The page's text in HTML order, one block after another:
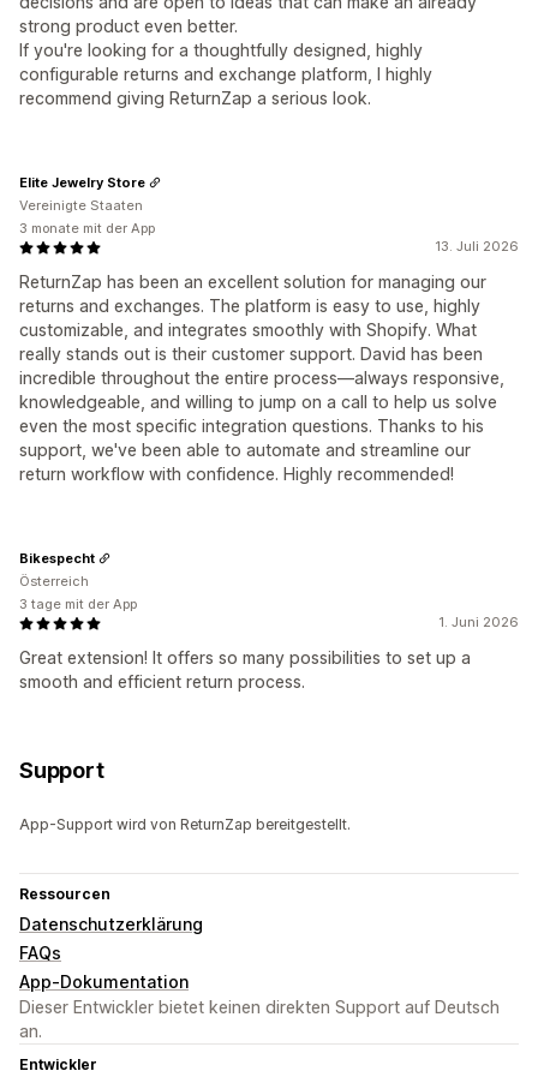
strong product even better.
If you're looking for a thoughtfully designed, highly
configurable returns and exchange platform, I highly
recommend giving ReturnZap a serious look.
13. Juli 2026
ReturnZap has been an excellent solution for managing our
returns and exchanges. The platform is easy to use, highly
customizable, and integrates smoothly with Shopify. What
really stands out is their customer support. David has been
incredible throughout the entire process—always responsive,
knowledgeable, and willing to jump on a call to help us solve
even the most specific integration questions. Thanks to his
support, we've been able to automate and streamline our
return workflow with confidence. Highly recommended!
Elite Jewelry Store
Vereinigte Staaten
3 monate mit der App
1. Juni 2026
Great extension! It offers so many possibilities to set up a
smooth and efficient return process.
Bikespecht
Österreich
3 tage mit der App
Support
App-Support wird von ReturnZap bereitgestellt.
Ressourcen
Datenschutzerklärung
FAQs
App-Dokumentation
Dieser Entwickler bietet keinen direkten Support auf Deutsch
an.
Entwickler